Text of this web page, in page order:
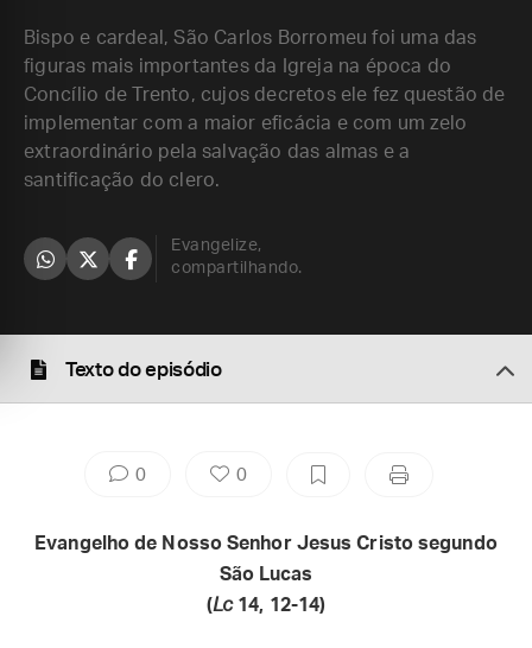
Bispo e cardeal, São Carlos Borromeu foi uma das
figuras mais importantes da Igreja na época do
Concílio de Trento, cujos decretos ele fez questão de
implementar com a maior eficácia e com um zelo
extraordinário pela salvação das almas e a
santificação do clero.
Evangelize,
compartilhando.
Texto do episódio
0 0
Evangelho de Nosso Senhor Jesus Cristo segundo
São Lucas
(Lc14, 12-14)